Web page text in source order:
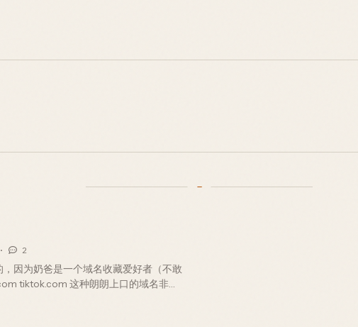
2
因为奶爸是一个域名收藏爱好者（不敢
tiktok.com 这种朗朗上口的域名非常